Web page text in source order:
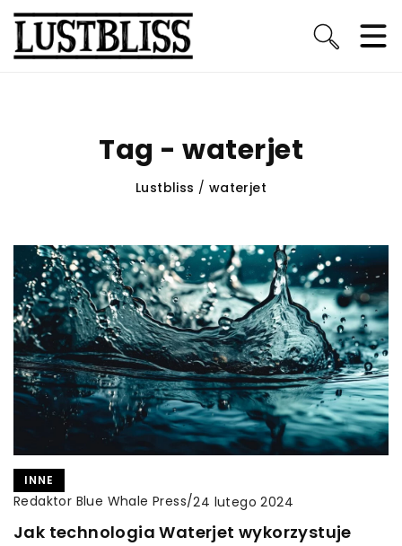
Tag - waterjet
Lustbliss / waterjet
INNE
Redaktor Blue Whale Press/24 lutego 2024
Jak technologia Waterjet wykorzystuje